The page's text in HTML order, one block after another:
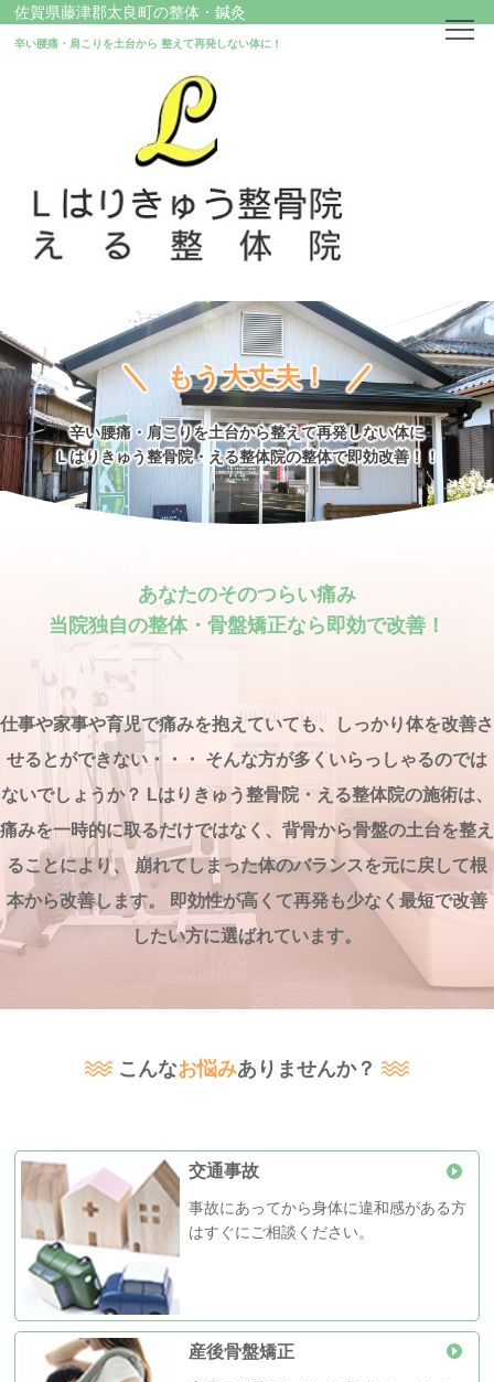
佐賀県藤津郡太良町の整体・鍼灸
辛い腰痛・肩こりを土台から 整えて再発しない体に！
はじめての方へ
店舗情報
鍼灸治療
交通事故に遭われた方へ
産後の骨盤矯正
首が痛む方へ
腰が痛む・腰痛持ちの方へ
肩が痛む・こる方へ
正しい姿勢になりたい方へ
代表インタビュー
よくあるご質問
料金表
診療時間
08:30〜12:00
14:00〜19:00
○ ○ ○ ○ ○ - -
もう大丈夫！
辛い腰痛・肩こりを土台から整えて再発しない体に
Ｌはりきゅう整骨院・える整体院の整体で即効改善！！
あなたのそのつらい痛み
当院独自の整体・骨盤矯正なら即効で改善！
仕事や家事や育児で痛みを抱えていても、しっかり体を改善さ
せるとができない・・・ そんな方が多くいらっしゃるのでは
ないでしょうか？ Lはりきゅう整骨院・える整体院の施術は、
痛みを一時的に取るだけではなく、背骨から骨盤の土台を整え
ることにより、 崩れてしまった体のバランスを元に戻して根
本から改善します。 即効性が高くて再発も少なく最短で改善
したい方に選ばれています。
こんなお悩みありませんか？
交通事故
事故にあってから身体に違和感がある方
はすぐにご相談ください。
産後骨盤矯正